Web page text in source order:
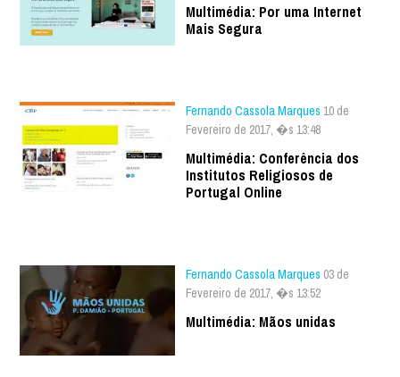
Multimédia: Por uma Internet
Mais Segura
Fernando Cassola Marques 10 de
Fevereiro de 2017, �s 13:48
Multimédia: Conferência dos
Institutos Religiosos de
Portugal Online
Fernando Cassola Marques 03 de
Fevereiro de 2017, �s 13:52
Multimédia: Mãos unidas